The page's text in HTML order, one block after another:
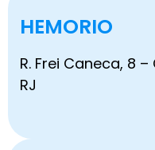
HEMORIO
R. Frei Caneca, 8
RJ